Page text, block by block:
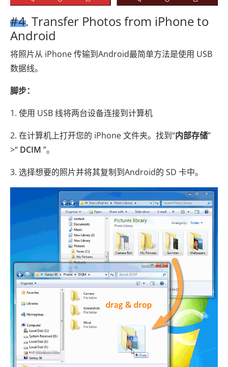
#4. Transfer Photos from iPhone to
Android
将照片从 iPhone 传输到Android最简单方法是使用 USB
数据线。
脚步：
1. 使用 USB 线将两台设备连接到计算机
2. 在计算机上打开您的 iPhone 文件夹。找到“内部存储”
>“ DCIM ”。
3. 选择想要的照片并将其复制到Android的 SD 卡中。